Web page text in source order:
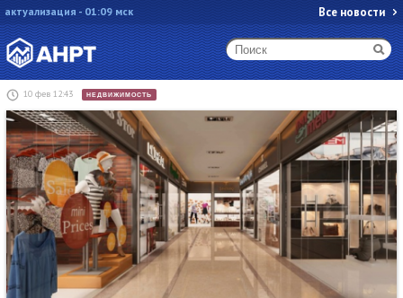
актуализация - 01:09 мск Все новости
10 фев 12:43 НЕДВИЖИМОСТЬ